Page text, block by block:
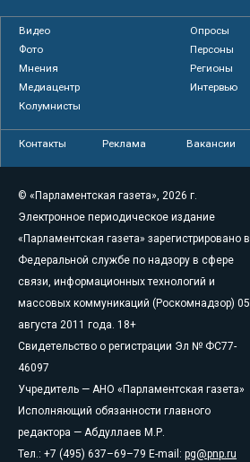
Видео
Опросы
Фото
Персоны
Мнения
Регионы
Медиацентр
Интервью
Колумнисты
Контакты Реклама Вакансии
© «Парламентская газета», 2026 г.
Электронное периодическое издание
«Парламентская газета» зарегистрировано в
Федеральной службе по надзору в сфере
связи, информационных технологий и
массовых коммуникаций (Роскомнадзор) 05
августа 2011 года. 18+
Свидетельство о регистрации Эл № ФС77-
46097
Учредитель — АНО «Парламентская газета»
Исполняющий обязанности главного
редактора — Абдуллаев М.Р.
Тел.: +7 (495) 637–69–79 E-mail: pg@pnp.ru